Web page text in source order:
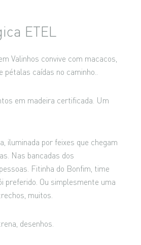
ETEL
Valinhos convive com macacos,
caídas no caminho..
em madeira certificada. Um
iluminada por feixes que chegam
Nas bancadas dos
Fitinha do Bonfim, time
preferido. Ou simplesmente uma
muitos.
desenhos.